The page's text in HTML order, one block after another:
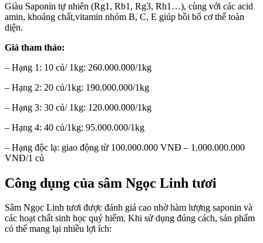
Giàu Saponin tự nhiên (Rg1, Rb1, Rg3, Rh1…), cùng với các acid
amin, khoáng chất,vitamin nhóm B, C, E giúp bồi bổ cơ thể toàn
diện.
Giá tham thảo:
– Hạng 1: 10 củ/ 1kg: 260.000.000/1kg
– Hạng 2: 20 củ/1kg: 190.000.000/1kg
– Hạng 3: 30 củ/ 1kg: 120.000.000/1kg
– Hạng 4: 40 củ/1kg: 95.000.000/1kg
– Hạng độc lạ: giao động từ 100.000.000 VNĐ – 1.000.000.000
VNĐ/1 củ
Công dụng của sâm Ngọc Linh tươi
Sâm Ngọc Linh tươi được đánh giá cao nhờ hàm lượng saponin và
các hoạt chất sinh học quý hiếm. Khi sử dụng đúng cách, sản phẩm
có thể mang lại nhiều lợi ích: